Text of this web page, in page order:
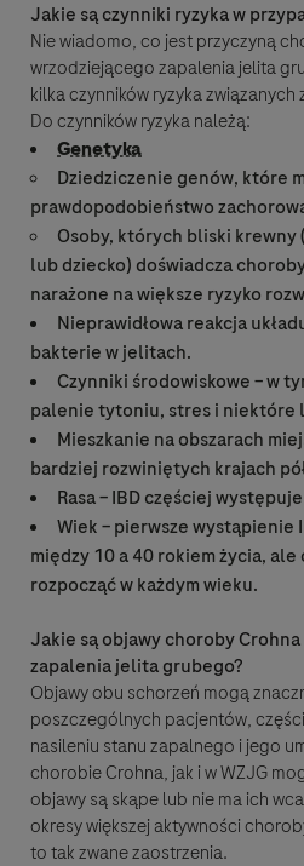
Jakie są czynniki ryzyka w
Nie wiadomo, co jest przyczyną
wrzodziejącego zapalenia jelita
kilka czynników ryzyka
Do czynników ryzyka należą:
Genetyka
Dziedziczenie genów, które
prawdopodobieństwo
Osoby, których bliski
lub dziecko) doświadcza
narażone na większe ryzyko
Nieprawidłowa reakcja
bakterie w jelitach.
Czynniki środowiskowe – w
palenie tytoniu, stres i niektóre
Mieszkanie na obszarach
bardziej rozwiniętych krajach
Rasa – IBD częściej
Wiek – pierwsze wystąpienie
między 10 a 40 rokiem życia,
rozpocząć w każdym wieku.
Jakie są objawy choroby
zapalenia jelita grubego?
Objawy obu schorzeń mogą
poszczególnych pacjentów,
nasileniu stanu zapalnego i jego
chorobie Crohna, jak i w WZJG
objawy są skąpe lub nie ma ich
okresy większej aktywności
to tak zwane zaostrzenia.
Zaakceptuj i wyślij